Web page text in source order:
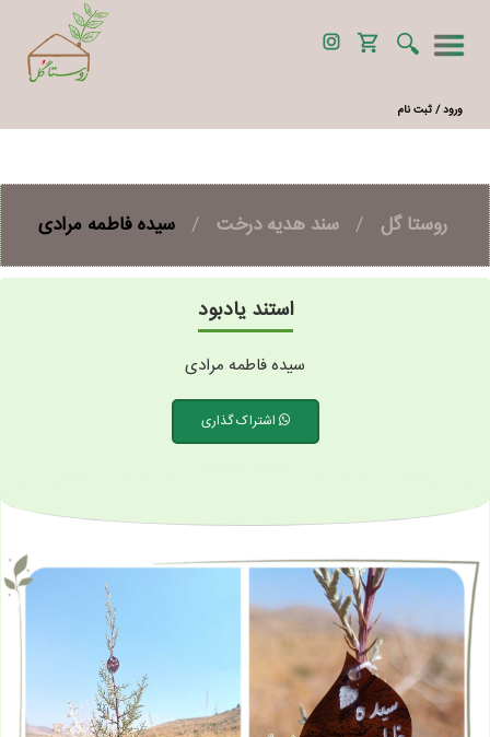
ورود / ثبت نام
روستا گل / سند هدیه درخت / سیده فاطمه مرادی
استند یادبود
سیده فاطمه مرادی
اشتراک گذاری